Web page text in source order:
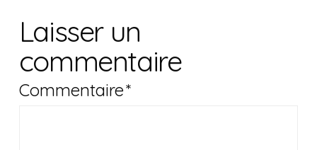
Laisser un
commentaire
Commentaire*